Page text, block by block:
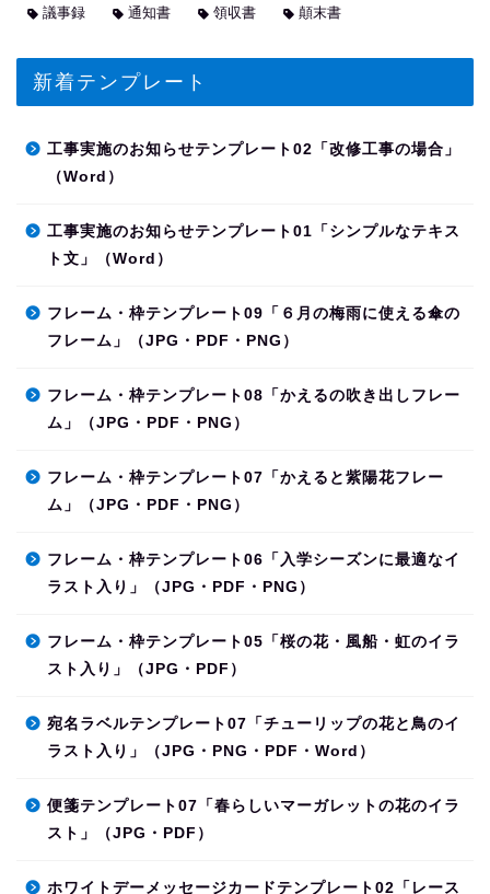
議事録 通知書 領収書 顛末書
新着テンプレート
工事実施のお知らせテンプレート02「改修工事の場合」
（Word）
工事実施のお知らせテンプレート01「シンプルなテキス
ト文」（Word）
フレーム・枠テンプレート09「６月の梅雨に使える傘の
フレーム」（JPG・PDF・PNG）
フレーム・枠テンプレート08「かえるの吹き出しフレー
ム」（JPG・PDF・PNG）
フレーム・枠テンプレート07「かえると紫陽花フレー
ム」（JPG・PDF・PNG）
フレーム・枠テンプレート06「入学シーズンに最適なイ
ラスト入り」（JPG・PDF・PNG）
フレーム・枠テンプレート05「桜の花・風船・虹のイラ
スト入り」（JPG・PDF）
宛名ラベルテンプレート07「チューリップの花と鳥のイ
ラスト入り」（JPG・PNG・PDF・Word）
便箋テンプレート07「春らしいマーガレットの花のイラ
スト」（JPG・PDF）
ホワイトデーメッセージカードテンプレート02「レース